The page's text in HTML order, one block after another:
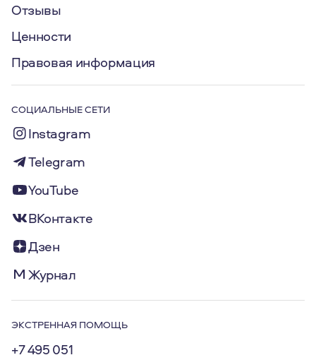
Отзывы
Ценности
Правовая информация
СОЦИАЛЬНЫЕ СЕТИ
Instagram
Telegram
YouTube
ВКонтакте
Дзен
Журнал
ЭКСТРЕННАЯ ПОМОЩЬ
+7 495 051